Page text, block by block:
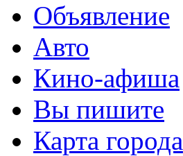
Объявление
Авто
Кино-афиша
Вы пишите
Карта города